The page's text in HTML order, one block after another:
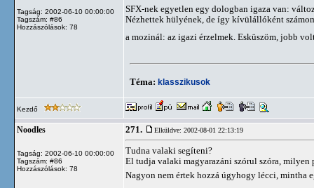
Tagság: 2002-06-10 00:00:00
Tagszám: #86
Hozzászólások: 78
SFX-nek egyetlen egy dologban igaza van:
Nézhettek hülyének, de így kívülállóként
a mozinál: az igazi érzelmek. Esküszöm, jobb
Téma: klasszikusok
Kezdő
Noodles
Tagság: 2002-06-10 00:00:00
Tagszám: #86
Hozzászólások: 78
271. Elküldve: 2002-08-01 22:13:19
Tudna valaki segíteni?
El tudja valaki magyarazáni szórul szóra,
Nagyon nem értek hozzá úgyhogy lécci, mintha